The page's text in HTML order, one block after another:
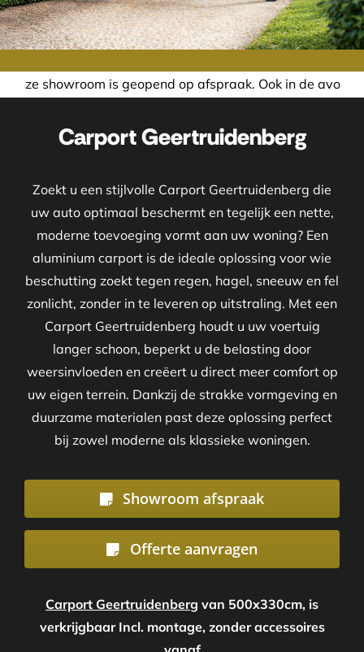
is geopend op afspraak. Ook in de avond of in het
Carport Geertruidenberg
Zoekt u een stijlvolle Carport Geertruidenberg die
uw auto optimaal beschermt en tegelijk een nette,
moderne toevoeging vormt aan uw woning? Een
aluminium carport is de ideale oplossing voor wie
beschutting zoekt tegen regen, hagel, sneeuw en fel
zonlicht, zonder in te leveren op uitstraling. Met een
Carport Geertruidenberg houdt u uw voertuig
langer schoon, beperkt u de belasting door
weersinvloeden en creëert u direct meer comfort op
uw eigen terrein. Dankzij de strakke vormgeving en
duurzame materialen past deze oplossing perfect
bij zowel moderne als klassieke woningen.
Showroom afspraak
Offerte aanvragen
Carport Geertruidenberg van 500x330cm, is
verkrijgbaar Incl. montage, zonder accessoires